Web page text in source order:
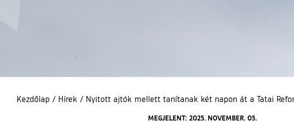
Kezdőlap / Hírek / Nyitott ajtók mellett tanítanak két napon át a Tatai
MEGJELENT: 2025. NOVEMBER. 05.